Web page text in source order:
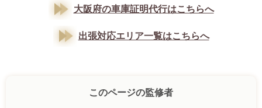
大阪府の車庫証明代行はこちらへ
出張対応エリア一覧はこちらへ
このページの監修者